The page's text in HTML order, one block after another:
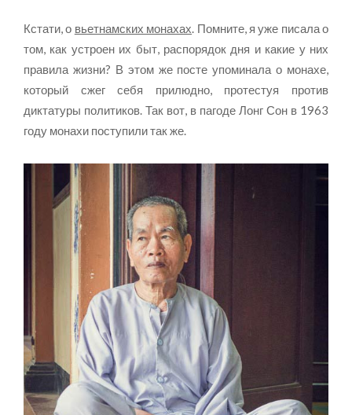
Кстати, о вьетнамских монахах. Помните, я уже писала о
том, как устроен их быт, распорядок дня и какие у них
правила жизни? В этом же посте упоминала о монахе,
который сжег себя прилюдно, протестуя против
диктатуры политиков. Так вот, в пагоде Лонг Сон в 1963
году монахи поступили так же.